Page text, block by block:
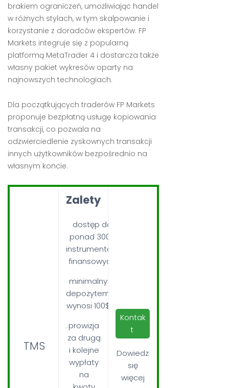
brakiem ograniczeń, umożliwiając handel
w różnych stylach, w tym skalpowanie i
korzystanie z doradców ekspertów. FP
Markets integruje się z popularną
platformą MetaTrader 4 i dostarcza także
własny pakiet wykresów oparty na
najnowszych technologiach.
Dla początkujących traderów FP Markets
proponuje bezpłatną usługę kopiowania
transakcji, co pozwala na
odzwierciedlenie zyskownych transakcji
innych użytkowników bezpośrednio na
własnym koncie.
TMS
Zalety
dostęp do
ponad 3000
instrumentów
finansowych
minimalny
depozytem
wynosi 100$
prowizja
za drugą
i kolejne
wypłaty
na
Kontak
t
Dowiedz
się
więcej